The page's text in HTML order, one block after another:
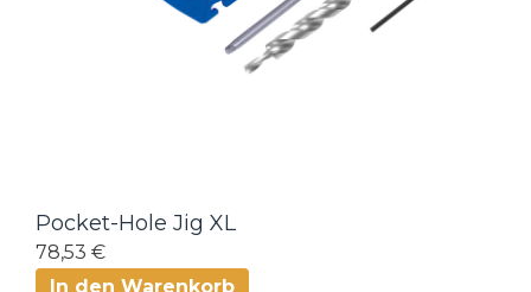
Pocket-Hole Jig XL
78,53 €
In den Warenkorb